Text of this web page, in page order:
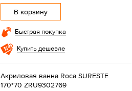
В корзину
Быстрая покупка
Купить дешевле
Акриловая ванна Roca SURESTE
170*70 ZRU9302769